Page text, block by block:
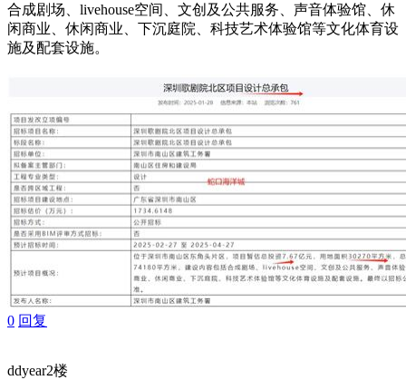
合成剧场、livehouse空间、文创及公共服务、声音体验馆、休
闲商业、休闲商业、下沉庭院、科技艺术体验馆等文化体育设
施及配套设施。
0 回复
ddyear2楼